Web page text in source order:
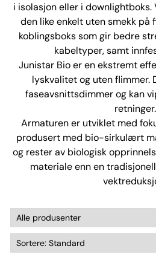
i isolasjon eller i
den like enkelt uten smekk på
koblingsboks som gir bedre
kabeltyper, samt
Junistar Bio er en ekstremt
lyskvalitet og uten flimmer.
faseavsnittsdimmer og kan
retninger.
Armaturen er utviklet med
produsert med bio-sirkulært
og rester av biologisk
materiale enn en